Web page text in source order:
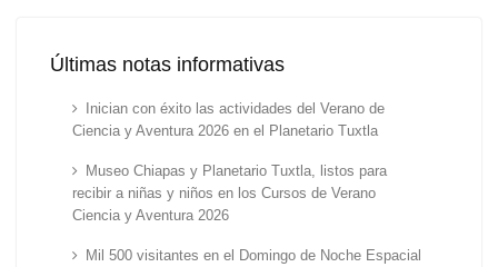
Últimas notas informativas
Inician con éxito las actividades del Verano de
Ciencia y Aventura 2026 en el Planetario Tuxtla
Museo Chiapas y Planetario Tuxtla, listos para
recibir a niñas y niños en los Cursos de Verano
Ciencia y Aventura 2026
Mil 500 visitantes en el Domingo de Noche Espacial